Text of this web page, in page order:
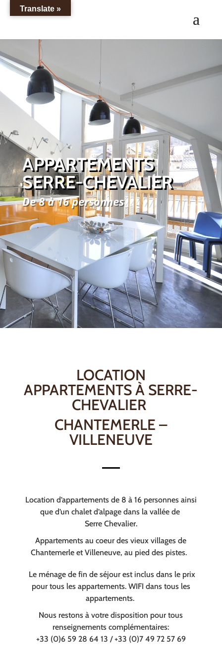
APPARTEMENTS
SERRE-CHEVALIER
De 8 à 16 personnes
LOCATION
APPARTEMENTS À SERRE-
CHEVALIER
CHANTEMERLE –
VILLENEUVE
Location d’appartements de 8 à 16 personnes ainsi
que d’un chalet d’alpage dans la vallée de
Serre Chevalier.
Appartements au coeur des vieux villages de
Chantemerle et Villeneuve, au pied des pistes.
Le ménage de fin de séjour est inclus dans le prix
pour tous les appartements. WIFI dans tous les
appartements.
Nous restons à votre disposition pour tous
renseignements complémentaires:
+33 (0)6 59 28 64 13 / +33 (0)7 49 72 57 69
Translate »